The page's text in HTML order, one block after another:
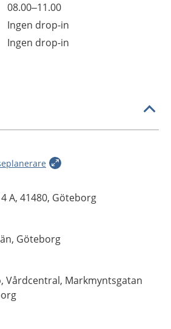
08.00–11.00
Ingen drop-in
Ingen drop-in
A, 41480, Göteborg
Göteborg
Vårdcentral, Markmyntsgatan